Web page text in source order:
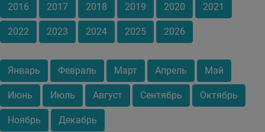
2016 2017 2018 2019 2020 2021
2022 2023 2024 2025 2026
Январь Февраль Март Апрель Май
Июнь Июль Август Сентябрь Октябрь
Ноябрь Декабрь